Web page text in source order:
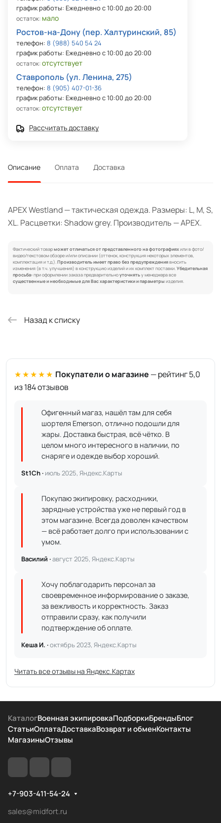
график работы: Ежедневно с 10:00 до 20:00
остаток: мало
Ростов-на-Дону (пер. Халтуринский, 85)
телефон: 8 (988) 540 54 24
график работы: Ежедневно с 10:00 до 20:00
остаток:отсутствует
Ставрополь (ул. Ленина, 275)
телефон: 8 (905) 407-01-36
график работы: Ежедневно с 10:00 до 20:00
остаток:отсутствует
Рассчитать доставку
Описание Оплата Доставка
APEX Westland — тактическая одежда. Размеры: L, M, S,
XL. Расцветки: Shadow grey. Производитель — APEX.
Фактический товарможет отличаться от представленного на фотографияхили в фото/
видео/текстовом обзоре и/или описании (оттенок, конструкция некоторых элементов,
комплектация и т.д.).Производитель имеет право без предупреждениявносить
изменения (в т.ч. улучшения) в конструкцию изделий и их комплект поставки.Убедительная
просьба: при оформлении заказа предварительноуточнятьу менеджера все
существенные и необходимые для Вас характеристики и параметры изделия.
Назад к списку
★★★★★ Покупатели о магазине — рейтинг 5,0
из 184 отзывов
Офигенный магаз, нашёл там для себя
шортеля Emerson, отлично подошли для
жары. Доставка быстрая, всё чётко. В
целом много интересного в наличии, по
снаряге и одежде выбор хороший.
St1Ch · июль 2025, Яндекс.Карты
Покупаю экипировку, расходники,
зарядные устройства уже не первый год в
этом магазине. Всегда доволен качеством
— всё работает долго при использовании с
умом.
Василий ·август 2025, Яндекс.Карты
Хочу поблагодарить персонал за
своевременное информирование о заказе,
за вежливость и корректность. Заказ
отправили сразу, как получили
подтверждение об оплате.
Кеша И. ·октябрь 2023, Яндекс.Карты
Читать все отзывы на Яндекс.Картах
КаталогВоенная экипировкаПодборкиБрендыБлог
СтатьиОплатаДоставкаВозврат и обменКонтакты
МагазиныОтзывы
+7-903-411-54-24
sales@midfort.ru